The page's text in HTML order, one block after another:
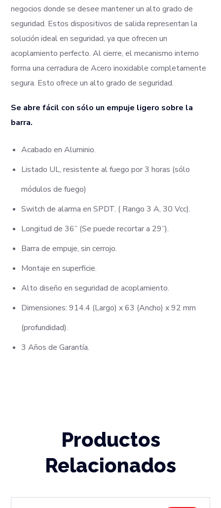
negocios donde se desee mantener un alto grado de
seguridad. Estos dispositivos de salida representan la
solución ideal en seguridad, ya que ofrecen un
acoplamiento perfecto. Al cierre, el mecanismo interno
forma una cerradura de Acero inoxidable completamente
segura. Esto ofrece un alto grado de seguridad.
Se abre fácil con sólo un empuje ligero sobre la
barra.
Acabado en Aluminio.
Listado UL, resistente al fuego por 3 horas (sólo
módulos de fuego)
Switch de alarma en SPDT. ( Rango 3 A, 30 Vcc).
Longitud de 36” (Se puede recortar a 29”).
Barra de empuje, sin cerrojo.
Montaje en superficie.
Alto diseño en seguridad de acoplamiento.
Dimensiones: 914.4 (Largo) x 63 (Ancho) x 92 mm
(profundidad).
3 Años de Garantía.
Productos
Relacionados